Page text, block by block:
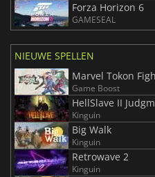
Forza Horizon 6
GAMESEAL
NIEUWE SPELLEN
Marvel Tokon
Game Boost
HellSlave II
Kinguin
Big Walk
Kinguin
Retrowave 2
Kinguin